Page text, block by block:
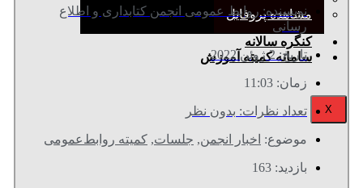
مشاهده پروفایل
کنگره سالانه
سامانه کمیته آموزش
X
نویسنده: روابط عمومی انجمن کتابداری و اطلاع
رسانی
تاریخ:2 ژوئن 2022
زمان: 11:03
تعداد نظرات: بدون نظر
موضوع: اخبار انجمن, جلسات, کمیته روابط‌عمومی
بازدید: 163